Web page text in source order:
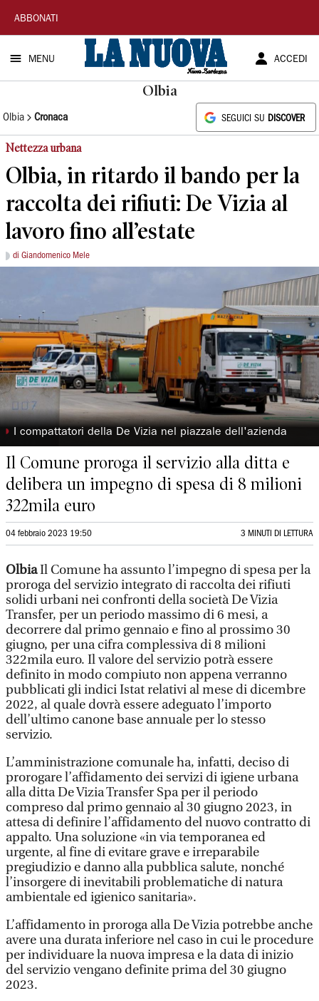
La
Nuova
Sardegna
ABBONATI
MENU ACCEDI
Olbia
Olbia Cronaca SEGUICI SU DISCOVER
Nettezza urbana
Olbia, in ritardo il bando per la
raccolta dei rifiuti: De Vizia al
lavoro fino all’estate
di Giandomenico Mele
◗ I compattatori della De Vizia nel piazzale dell'azienda
Il Comune proroga il servizio alla ditta e
delibera un impegno di spesa di 8 milioni
322mila euro
04 febbraio 2023 19:50 3 MINUTI DI LETTURA
OlbiaIl Comune ha assunto l’impegno di spesa per la
proroga del servizio integrato di raccolta dei rifiuti
solidi urbani nei confronti della società De Vizia
Transfer, per un periodo massimo di 6 mesi, a
decorrere dal primo gennaio e fino al prossimo 30
giugno, per una cifra complessiva di 8 milioni
322mila euro. Il valore del servizio potrà essere
definito in modo compiuto non appena verranno
pubblicati gli indici Istat relativi al mese di dicembre
2022, al quale dovrà essere adeguato l’importo
dell’ultimo canone base annuale per lo stesso
servizio.
L’amministrazione comunale ha, infatti, deciso di
prorogare l’affidamento dei servizi di igiene urbana
alla ditta De Vizia Transfer Spa per il periodo
compreso dal primo gennaio al 30 giugno 2023, in
attesa di definire l’affidamento del nuovo contratto di
appalto. Una soluzione «in via temporanea ed
urgente, al fine di evitare grave e irreparabile
pregiudizio e danno alla pubblica salute, nonché
l’insorgere di inevitabili problematiche di natura
ambientale ed igienico sanitaria».
L’affidamento in proroga alla De Vizia potrebbe anche
avere una durata inferiore nel caso in cui le procedure
per individuare la nuova impresa e la data di inizio
del servizio vengano definite prima del 30 giugno
2023.